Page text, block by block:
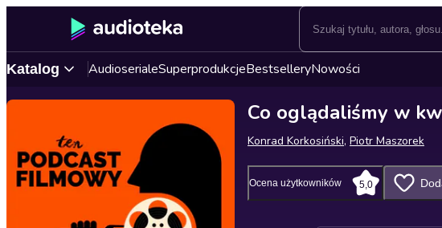
Katalog AudioserialeSuperprodukcjeBestselleryNowości
Co oglądaliśmy w
Konrad Korkosiński, Piotr Maszorek
Ocena użytkowników 5,0